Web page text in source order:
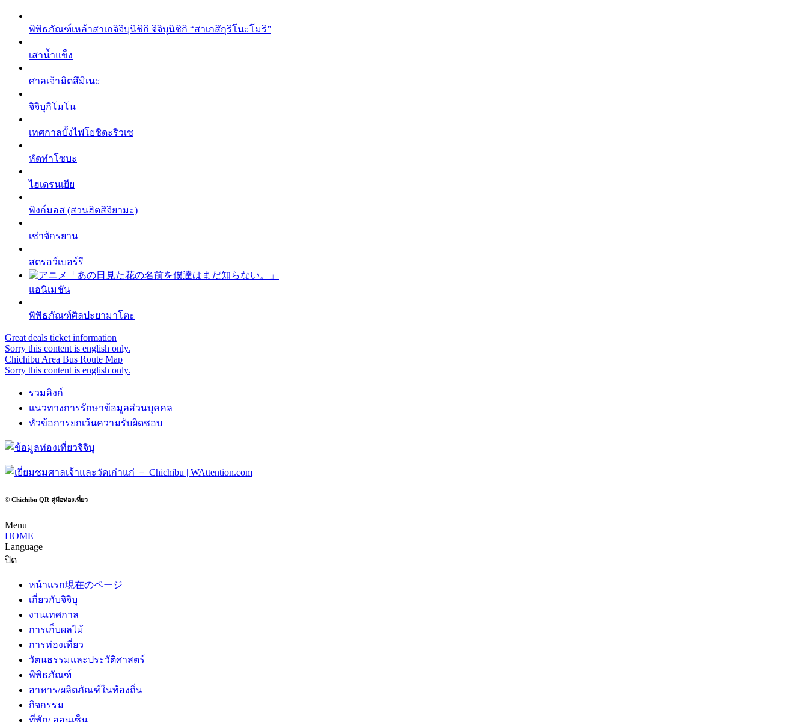
พิพิธภัณฑ์เหล้าสาเกจิจิบุนิชิกิ จิจิบุนิชิกิ “สาเกสึกุริโนะโมริ”
เสาน้ำแข็ง
ศาลเจ้ามิตสึมิเนะ
จิจิบุกิโมโน
เทศกาลบั้งไฟโยชิดะริวเซ
หัดทำโซบะ
ไฮเดรนเยีย
พิงก์มอส (สวนฮิตสึจิยามะ)
เช่าจักรยาน
สตรอว์เบอร์รี
แอนิเมชัน
พิพิธภัณฑ์ศิลปะยามาโตะ
Great deals ticket information
Sorry this content is english only.
Chichibu Area Bus Route Map
Sorry this content is english only.
รวมลิงก์
แนวทางการรักษาข้อมูลส่วนบุคคล
หัวข้อการยกเว้นความรับผิดชอบ
© Chichibu QR คู่มือท่องเที่ยว
Menu
HOME
Language
ปิด
หน้าแรก現在のページ
เกี่ยวกับจิจิบุ
งานเทศกาล
การเก็บผลไม้
การท่องเที่ยว
วัตนธรรมและประวัติศาสตร์
พิพิธภัณฑ์
อาหาร/ผลิตภัณฑ์ในท้องถิ่น
กิจกรรม
ที่พัก/ ออนเซ็น